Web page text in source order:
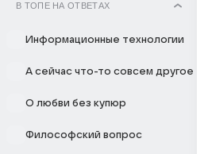
В ТОПЕ НА ОТВЕТАХ
Информационные технологии
А сейчас что-то совсем другое
О любви без купюр
Философский вопрос